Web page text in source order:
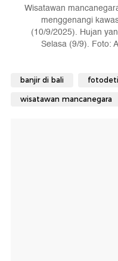
Wisatawan
menggenangi
(10/9/2025). Hujan
Selasa (9/9). Foto:
banjir di bali
wisatawan mancanegara